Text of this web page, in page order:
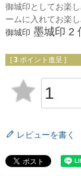
御城印としてお楽
ームに入れてお楽
御城印 墨城印 2
[ 3 ポイント進呈 ]
レビューを書く